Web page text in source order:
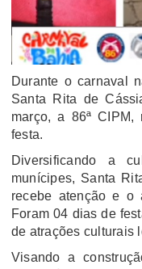
Durante o carnaval
Santa Rita de
março, a 86ª CIPM,
festa.
Diversificando a
munícipes, Santa
recebe atenção e o
Foram 04 dias de
de atrações culturais
Visando a